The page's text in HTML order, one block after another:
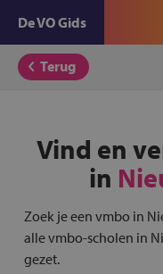
De VO Gids
Terug
Vind en
in
Zoek je een vmbo in
alle vmbo-scholen in
gezet.